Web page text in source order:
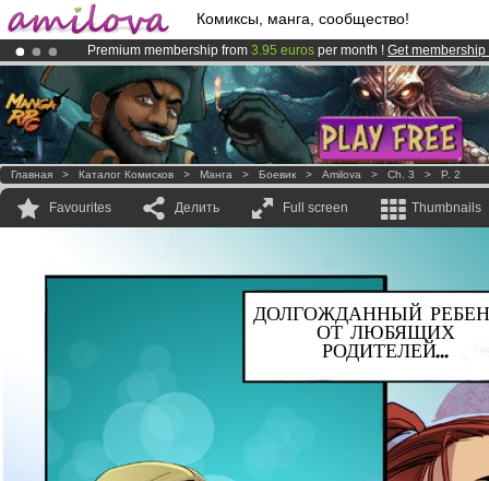
Комиксы, манга, сообщество!
Premium membership from 3.95 euros per month ! Get membership
Already 100000membersand 1000comics & mangas!.
AmilovaKickstarter is now LIVE!.
Главная > Каталог Комисков > Манга > Боевик > Amilova > Ch. 3 > P. 2
Favourites Делить Full screen Thumbnails
ДОЛГОЖДАННЫЙ
ОТ ЛЮБЯЩИХ
РОДИТЕЛЕЙ...